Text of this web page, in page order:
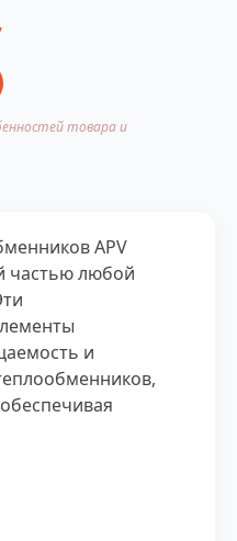
товара и
APV
частью любой
и